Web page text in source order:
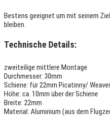
Bestens geeignet um mit seinem
bleiben.
Technische Details:
zweiteilige mittlere Montage
Durchmesser: 30mm
Schiene: für 22mm Picatinny/
Höhe: ca. 10mm über der Schiene
Breite: 22mm
Material: Aluminium (aus dem